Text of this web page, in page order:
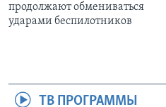
продолжают обмениваться
ударами беспилотников
ТВ ПРОГРАММЫ